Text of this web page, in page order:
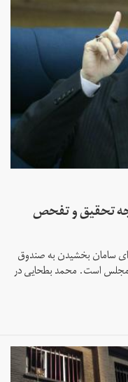
تحقیق و تفحص
سامان بخشیدن به صندوق
مجلس است. محمد بطحایی در